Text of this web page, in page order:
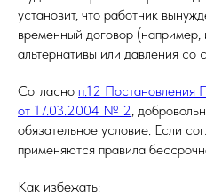
установит, что работник
временный договор (например,
альтернативы или давления со
Согласно п.12 Постановления
от 17.03.2004 № 2,
обязательное условие. Если
применяются правила
Как избежать: